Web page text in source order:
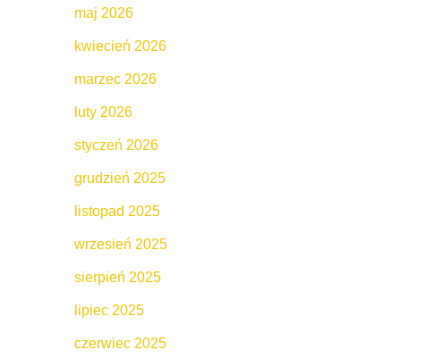
maj 2026
kwiecień 2026
marzec 2026
luty 2026
styczeń 2026
grudzień 2025
listopad 2025
wrzesień 2025
sierpień 2025
lipiec 2025
czerwiec 2025